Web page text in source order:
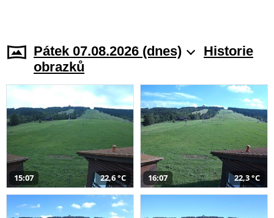
Pátek 07.08.2026 (dnes)
Historie
obrazků
15:07 22,6 °C 16:07 22,3 °C